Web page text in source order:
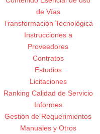
de Vías
Transformación Tecnológica
Instrucciones a
Proveedores
Contratos
Estudios
Licitaciones
Ranking Calidad de Servicio
Informes
Gestión de Requerimientos
Manuales y Otros